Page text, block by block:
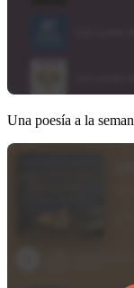
Una poesía a la